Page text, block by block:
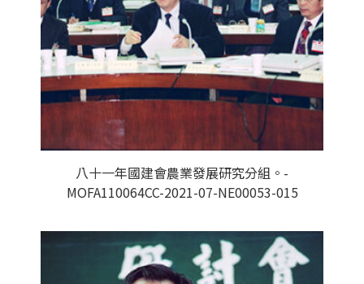
八十一年國建會農業發展研究分組。-
MOFA110064CC-2021-07-NE00053-015